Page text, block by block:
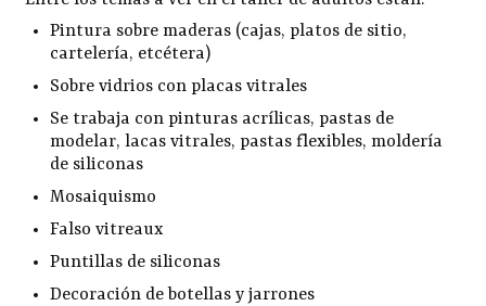
Pintura sobre maderas (cajas, platos de sitio,
cartelería, etcétera)
Sobre vidrios con placas vitrales
Se trabaja con pinturas acrílicas, pastas de
modelar, lacas vitrales, pastas flexibles, moldería
de siliconas
Mosaiquismo
Falso vitreaux
Puntillas de siliconas
Decoración de botellas y jarrones